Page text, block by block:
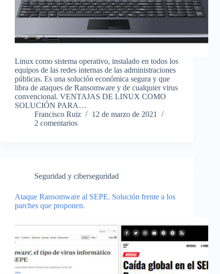
Linux como sistema operativo, instalado en todos los
equipos de las redes internas de las administraciones
públicas. Es una solución económica segura y que
libra de ataques de Ransomware y de cualquier virus
convencional. VENTAJAS DE LINUX COMO
SOLUCIÓN PARA…
Francisco Ruiz
12 de marzo de 2021
2 comentarios
Seguridad y ciberseguridad
Ataque Ransomware al SEPE. Solución frente a los
parches que proponen.